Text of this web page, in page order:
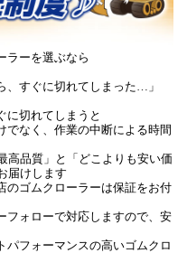
ラーを選ぶなら
、すぐに切れてしまった…」
に切れてしまうと
でなく、作業の中断による時間
高品質」と「どこよりも安い価
届けします
のゴムクローラーは保証をお付
フォローで対応しますので、安
パフォーマンスの高いゴムクロ